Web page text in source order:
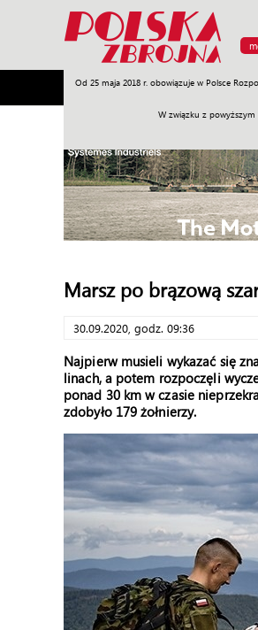
Od 25 maja 2018 r. obowiązuje w Polsce
W związku z
Armia Poligon Sprzęt
Marsz po brązową
30.09.2020, godz. 09:36
Najpierw musieli wykazać się
linach, a potem rozpoczęli
ponad 30 km w czasie
zdobyło 179 żołnierzy.